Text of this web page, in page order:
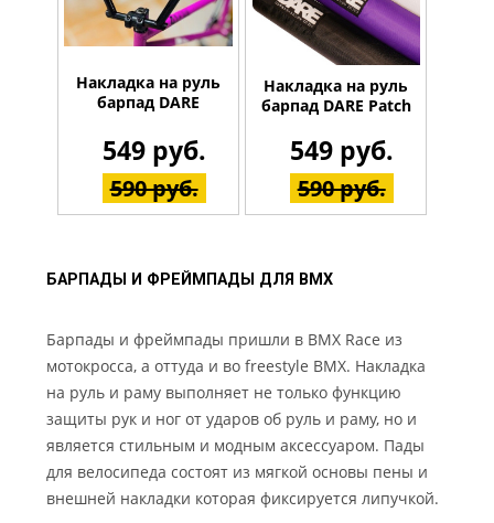
Накладка на руль
барпад DARE
549 руб.
590 руб.
Накладка на руль
барпад DARE Patch
549 руб.
590 руб.
БАРПАДЫ И ФРЕЙМПАДЫ ДЛЯ BMX
Барпады и фреймпады пришли в BMX Race из
мотокросса, а оттуда и во freestyle BMX. Накладка
на руль и раму выполняет не только функцию
защиты рук и ног от ударов об руль и раму, но и
является стильным и модным аксессуаром. Пады
для велосипеда состоят из мягкой основы пены и
внешней накладки которая фиксируется липучкой.